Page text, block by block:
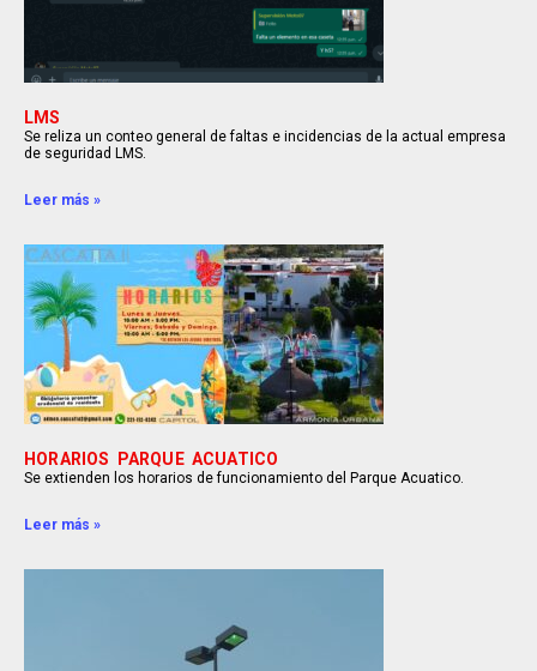
LMS
Se reliza un conteo general de faltas e incidencias de la actual empresa
de seguridad LMS.
Leer más »
HORARIOS PARQUE ACUATICO
Se extienden los horarios de funcionamiento del Parque Acuatico.
Leer más »